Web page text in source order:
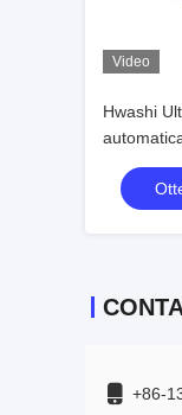
Video
Hwashi
metallo
+86-